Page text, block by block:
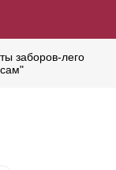
заборов-лего